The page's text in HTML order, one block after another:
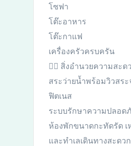
โซฟา
โต๊ะอาหาร
โต๊ะกาแฟ
เครื่องครัวครบครัน
🏊‍♂️ สิ่งอำนวยความสะด
สระว่ายน้ำพร้อมวิวสร
ฟิตเนส
ระบบรักษาความปลอด
ห้องพักขนาดกะทัดรัด
และทำเลเดินทางสะดว